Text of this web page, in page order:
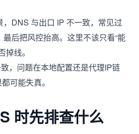
DNS 与出口 IP 不一致，常见过
后把风控抬高。这里不该只看“能
线。
，问题在本地配置还是代理IP链
可能失真。
时先排查什么